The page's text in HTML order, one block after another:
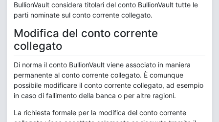
BullionVault considera titolari del conto BullionVault tutte le
parti nominate sul conto corrente collegato.
Modifica del conto corrente
collegato
Di norma il conto BullionVault viene associato in maniera
permanente al conto corrente collegato. È comunque
possibile modificare il conto corrente collegato, ad esempio
in caso di fallimento della banca o per altre ragioni.
La richiesta formale per la modifica del conto corrente